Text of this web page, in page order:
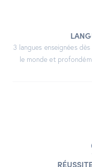
3 langues enseignées
le monde et